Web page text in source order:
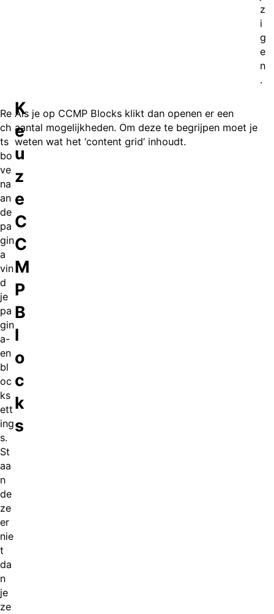
z
i
g
e
n
.
Re
ch
ts
bo
ve
na
an
de
pa
gin
a
vin
d
je
pa
gin
a-
en
bl
oc
ks
ett
ing
s.
St
aa
n
de
ze
er
nie
t
da
n
je
ze
K
e
u
z
e
C
C
M
P
B
l
o
c
k
s
Als je op CCMP Blocks klikt dan openen er een
aantal mogelijkheden. Om deze te begrijpen moet je
weten wat het ‘content grid’ inhoudt.